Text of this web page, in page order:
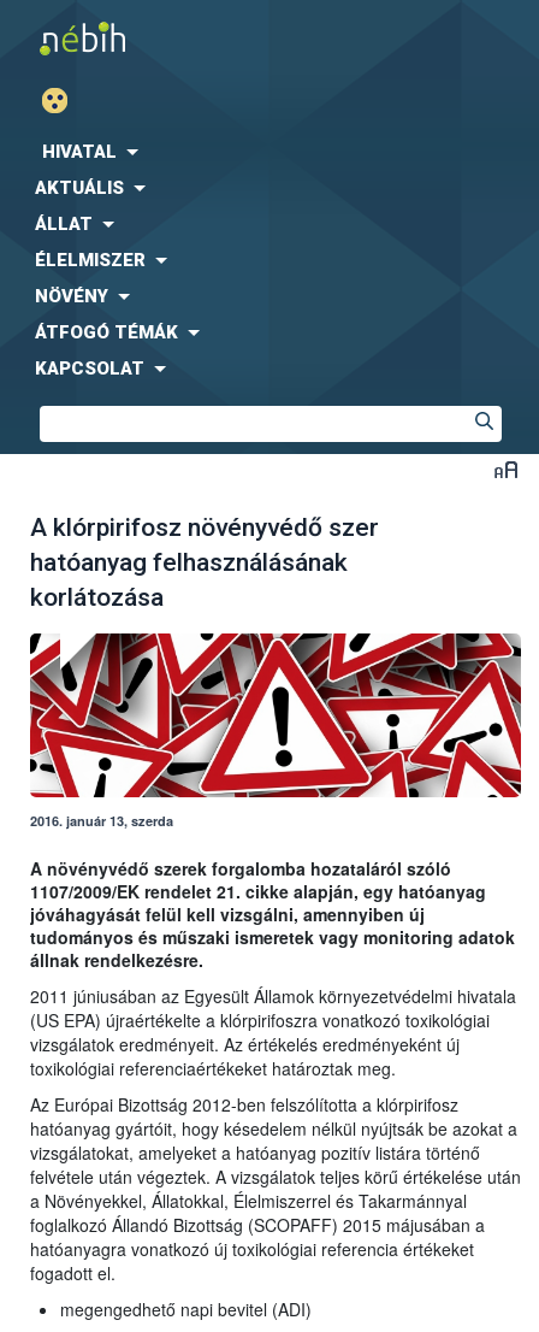
HIVATAL
AKTUÁLIS
ÁLLAT
ÉLELMISZER
NÖVÉNY
ÁTFOGÓ TÉMÁK
KAPCSOLAT
A klórpirifosz növényvédő szer
hatóanyag felhasználásának
korlátozása
2016. január 13, szerda
A növényvédő szerek forgalomba hozataláról szóló
1107/2009/EK rendelet 21. cikke alapján, egy hatóanyag
jóváhagyását felül kell vizsgálni, amennyiben új
tudományos és műszaki ismeretek vagy monitoring adatok
állnak rendelkezésre.
2011 júniusában az Egyesült Államok környezetvédelmi hivatala
(US EPA) újraértékelte a klórpirifoszra vonatkozó toxikológiai
vizsgálatok eredményeit. Az értékelés eredményeként új
toxikológiai referenciaértékeket határoztak meg.
Az Európai Bizottság 2012-ben felszólította a klórpirifosz
hatóanyag gyártóit, hogy késedelem nélkül nyújtsák be azokat a
vizsgálatokat, amelyeket a hatóanyag pozitív listára történő
felvétele után végeztek. A vizsgálatok teljes körű értékelése után
a Növényekkel, Állatokkal, Élelmiszerrel és Takarmánnyal
foglalkozó Állandó Bizottság (SCOPAFF) 2015 májusában a
hatóanyagra vonatkozó új toxikológiai referencia értékeket
fogadott el.
megengedhető napi bevitel (ADI)